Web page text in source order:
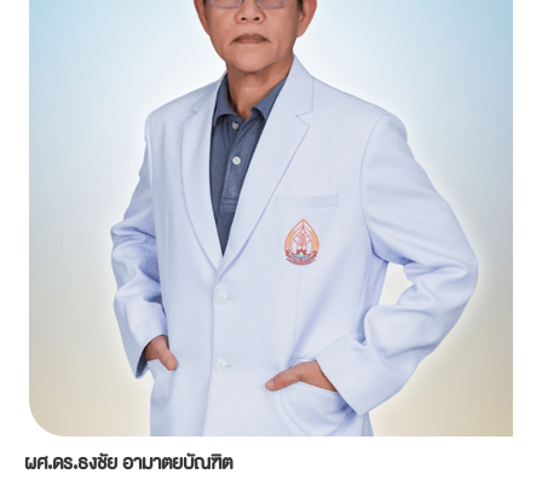
ผศ.ดร.ธงชัย อามาตยบัณฑิต